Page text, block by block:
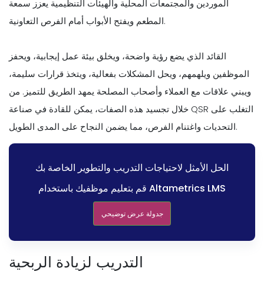
الموردين والمجتمعات المحلية والهيئات التنظيمية يعزز سمعة
المطعم ويفتح الأبواب أمام الفرص التعاونية.
القائد الذي يضع رؤية واضحة، ويخلق بيئة عمل إيجابية، ويحفز
الموظفين ويلهمهم، ويحل المشكلات بفعالية، ويتخذ قرارات سليمة،
ويبني علاقات مع العملاء وأصحاب المصلحة يمهد الطريق للتميز. من
خلال تجسيد هذه الصفات، يمكن للقادة في صناعة QSR التغلب على
التحديات واغتنام الفرص، مما يضمن النجاح على المدى الطويل.
الحل الأمثل لاحتياجات التدريب والتطوير الخاصة بك
قم بتعليم موظفيك باستخدام Altametrics LMS
جدولة عرض توضيحي
التدريب لزيادة الربحية